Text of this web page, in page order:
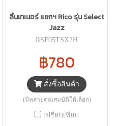
ลิ้นเทเนอร์ แซกฯ Rico รุ่น Select
Jazz
RSF05TSX2H
฿780
สั่งซื้อสินค้า
(มีหลายคุณสมบัติให้เลือก)
เปรียบเทียบ